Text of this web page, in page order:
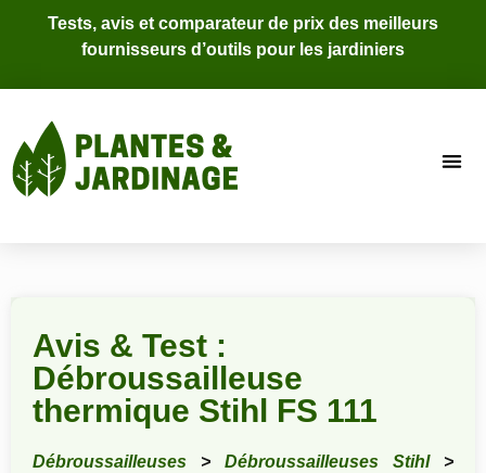
Tests, avis et comparateur de prix des meilleurs
fournisseurs d’outils pour les jardiniers
Avis & Test :
Débroussailleuse
thermique Stihl FS 111
Débroussailleuses > Débroussailleuses Stihl>